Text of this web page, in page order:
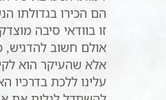
הם הכירו בגדולתו
זו בוודאי סיבה
אולם חשוב
אלא שהעיקר הוא
עלינו ללכת